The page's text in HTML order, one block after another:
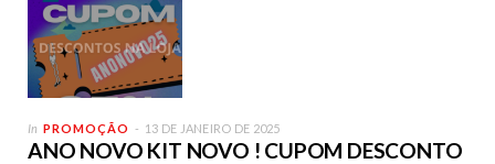
In PROMOÇÃO 13 DE JANEIRO DE 2025
ANO NOVO KIT NOVO ! CUPOM DESCONTO